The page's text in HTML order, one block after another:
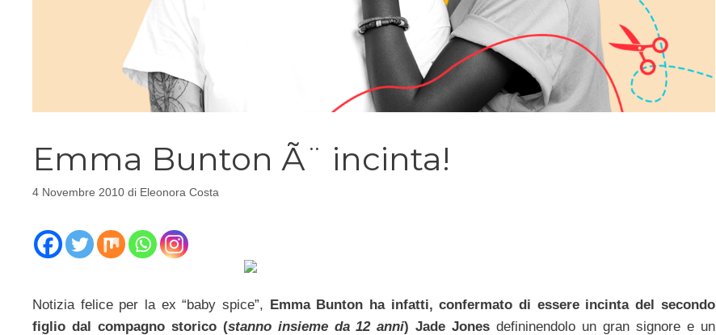
Emma Bunton Ã¨ incinta!
4 Novembre 2010 di Eleonora Costa
Notizia felice per la ex “baby spice”, Emma Bunton ha infatti, confermato di essere incinta del secondo
figlio dal compagno storico (stanno insieme da 12 anni) Jade Jones defininendolo un gran signore e un